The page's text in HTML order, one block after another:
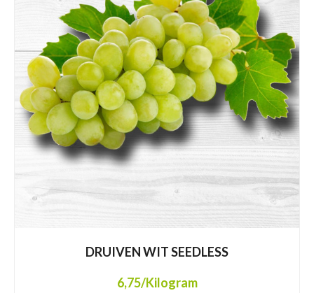
DRUIVEN WIT SEEDLESS
6,75/Kilogram